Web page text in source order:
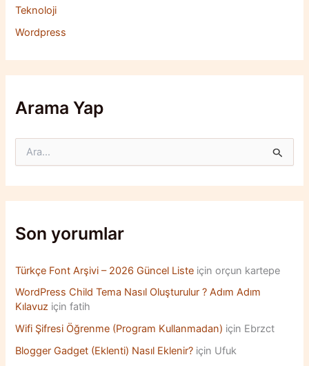
Teknoloji
Wordpress
Arama Yap
r
c
f
o
:
Son yorumlar
Türkçe Font Arşivi – 2026 Güncel Liste içinorçun kartepe
WordPress Child Tema Nasıl Oluşturulur ? Adım Adım
Kılavuz içinfatih
Wifi Şifresi Öğrenme (Program Kullanmadan) için Ebrzct
Blogger Gadget (Eklenti) Nasıl Eklenir? için Ufuk